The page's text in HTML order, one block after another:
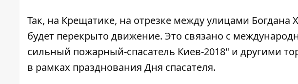
Так, на Крещатике, на отрезке между улицами
будет перекрыто движение. Это связано с
сильный пожарный-спасатель Киев-2018" и другими
в рамках празднования Дня спасателя.